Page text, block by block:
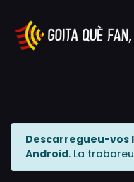
Descarregueu-vos
Android. La